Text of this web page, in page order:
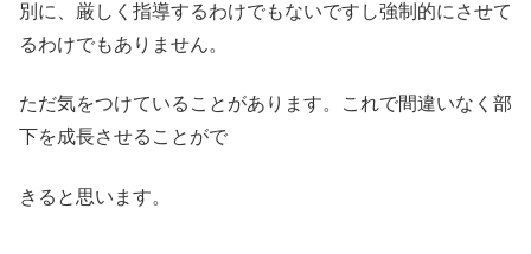
別に、厳しく指導するわけでもないですし強制的にさせて
るわけでもありません。
ただ気をつけていることがあります。これで間違いなく部
下を成長させることがで
きると思います。